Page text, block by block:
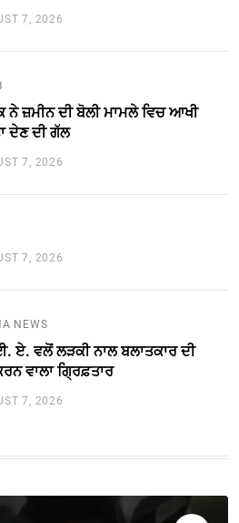
7, 2026
ਨੇ ਜ਼ਮੀਨ ਦੀ ਬੋਲੀ ਮਾਮਲੇ ਵਿਚ ਆਖੀ
ਦੇਣ ਦੀ ਗੱਲ
7, 2026
7, 2026
NEWS
ਏ. ਵਲੋਂ ਲੜਕੀ ਨਾਲ ਬਲਾਤਕਾਰ ਦੀ
ਵਾਲਾ ਗ੍ਰਿਫ਼ਤਾਰ
7, 2026